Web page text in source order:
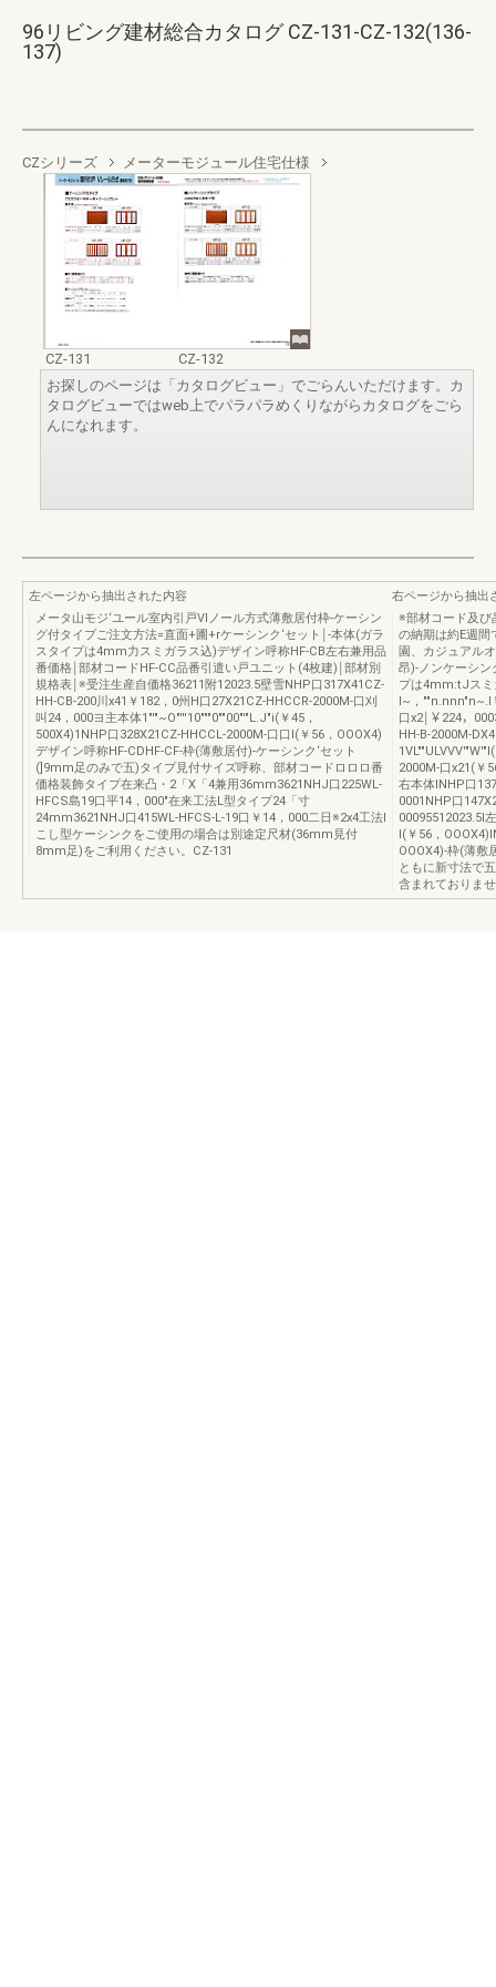
96リビング建材総合カタログ CZ-131-CZ-132(136-
137)
CZシリーズ メーターモジュール住宅仕様
CZ-131
CZ-132
お探しのページは「カタログビュー」でごらんいただけます。カ
タログビューではweb上でパラパラめくりながらカタログをごら
んになれます。
左ページから抽出された内容
メータ山モジ‘ユール室内引戸Vlノール方式薄敷居付枠-ケーシン
グ付タイプご注文方法=直面+圃+rケーシンク‘セット￨-本体(ガラ
スタイプは4mm力スミガラス込)デザイン呼称HF-CB左右兼用品
番価格￨部材コードHF-CC品番引遣い戸ユニット(4枚建)￨部材別
規格表￨※受注生産自価格36211附12023.5壁雪NHP口317X41CZ-
HH-CB-200川x41￥182，0州H口27X21CZ-HHCCR-2000M-口刈
叫24，000ヨ主本体1"'"~O"'''10"""0""00"'"L.J"i(￥45，
500X4)1NHP口328X21CZ-HHCCL-2000M-口口I(￥56，OOOX4)
デザイン呼称HF-CDHF-CF-枠(薄敷居付)-ケーシンク‘セット
(]9mm足のみで五)タイプ見付サイズ呼称、部材コードロロロ番
価格装飾タイプ在来凸・2「X「4兼用36mm3621NHJ口225WL-
HFCS島19口平14，000"在来工法L型タイプ24「寸
24mm3621NHJ口415WL-HFCS-L-19口￥14，000二日※2x4工法l
こし型ケーシンクをご使用の場合は別途定尺材(36mm見付
8mm足)をご利用ください。CZ-131
右ページから抽出
※部材コード及び
の納期は約E週間
園、カジュアル
昂)-ノンケーシン
プは4mm:tJスミ
I~，""n.nnn"n~.I
口x2￨￥224，
HH-B-2000M-
2000M-口x21(￥
右本体INHP口
0001NHP口
00095512023.5l
I(￥56，
OOOX4)-枠(薄敷
ともに新寸法で
含まれておりま